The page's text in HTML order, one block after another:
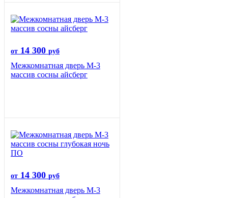
от 14 300 руб
Межкомнатная дверь М-3
массив сосны айсберг
от 14 300 руб
Межкомнатная дверь М-3